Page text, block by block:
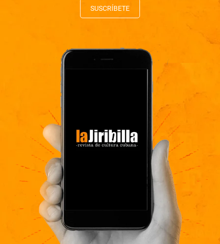
SUSCRÍBETE